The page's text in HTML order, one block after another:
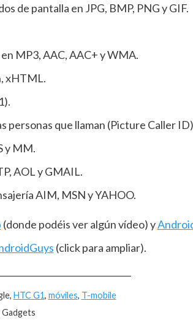
de pantalla en JPG, BMP, PNG y GIF.
MP3, AAC, AAC+ y WMA.
xHTML.
personas que llaman (Picture Caller
y MM.
AOL y GMAIL.
AIM, MSN y YAHOO.
(donde podéis ver algún vídeo) y
(click para ampliar).
HTC G1, móviles, T-mobile